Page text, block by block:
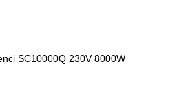
SC10000Q 230V 8000W